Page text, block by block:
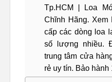
Tp.HCM | Loa
Chĩnh Hãng. Xem
cấp các dòng loa
số lượng nhiều.
trung tâm cửa
rẻ uy tín. Bảo hành